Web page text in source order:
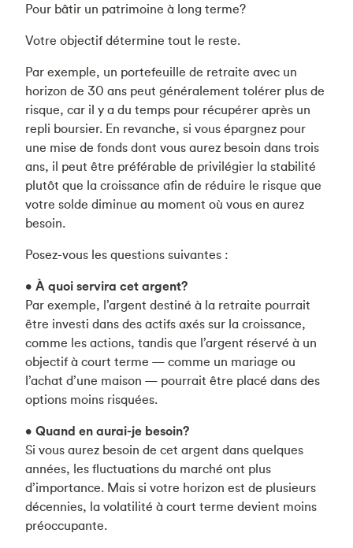
Pour bâtir un patrimoine à long terme?
Votre objectif détermine tout le reste.
Par exemple, un portefeuille de retraite avec un
horizon de 30 ans peut généralement tolérer plus de
risque, car il y a du temps pour récupérer après un
repli boursier. En revanche, si vous épargnez pour
une mise de fonds dont vous aurez besoin dans trois
ans, il peut être préférable de privilégier la stabilité
plutôt que la croissance afin de réduire le risque que
votre solde diminue au moment où vous en aurez
besoin.
Posez-vous les questions suivantes :
• À quoi servira cet argent?
Par exemple, l’argent destiné à la retraite pourrait
être investi dans des actifs axés sur la croissance,
comme les actions, tandis que l’argent réservé à un
objectif à court terme — comme un mariage ou
l’achat d’une maison — pourrait être placé dans des
options moins risquées.
• Quand en aurai-je besoin?
Si vous aurez besoin de cet argent dans quelques
années, les fluctuations du marché ont plus
d’importance. Mais si votre horizon est de plusieurs
décennies, la volatilité à court terme devient moins
préoccupante.